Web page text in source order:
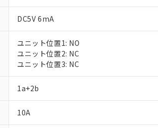
DC5V 6mA
ユニット位置1: NO
ユニット位置2: NC
ユニット位置3: NC
1a+2b
10A
ご利用条件
以下の条件をお読みいただき、同意の
※1 対応状況
対応済み：EU RoHS指令（10物質
対応予定：EU RoHS指令（10物質）
対応予定なし：EU RoHS指令（10物
非該当品：ライセンス料など無形物で
仕入先様の事情により、非含有部品と
があります。
※1 中国RoHS○×表